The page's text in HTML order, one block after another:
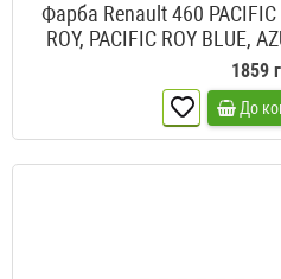
Фарба Renault 460 PACIFIC
ROY, PACIFIC ROY BLUE,
PARISIAN BLUE,1859
До